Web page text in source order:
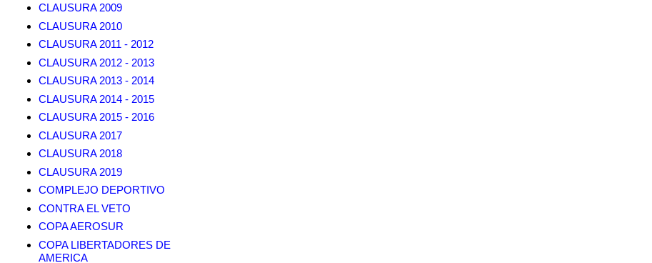
CLAUSURA 2009
CLAUSURA 2010
CLAUSURA 2011 - 2012
CLAUSURA 2012 - 2013
CLAUSURA 2013 - 2014
CLAUSURA 2014 - 2015
CLAUSURA 2015 - 2016
CLAUSURA 2017
CLAUSURA 2018
CLAUSURA 2019
COMPLEJO DEPORTIVO
CONTRA EL VETO
COPA AEROSUR
COPA LIBERTADORES DE
AMERICA